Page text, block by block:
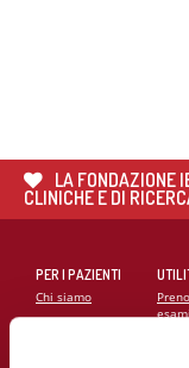
LA FONDAZIONE
CLINICHE E DI
PER I PAZIENTI
Chi siamo